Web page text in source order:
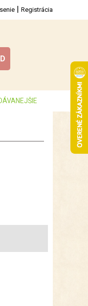
| Registrácia